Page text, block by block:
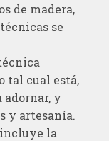
de madera,
se
tal cual está,
adornar, y
y artesanía.
la